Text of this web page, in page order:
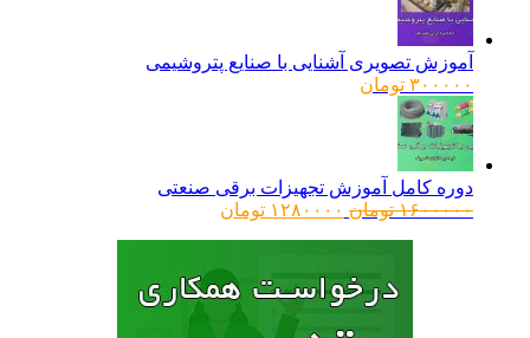
آموزش تصویری آشنایی با صنایع پتروشیمی
۳۰۰۰۰۰ تومان
دوره کامل آموزش تجهیزات برقی صنعتی
۱۶۰۰۰۰۰ تومانقیمت
بود.
۱۲۸۰۰۰۰ تومانقیمت